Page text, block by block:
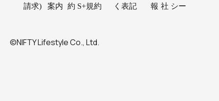
請求)
案内 約 S+規約
く表記
報 社 シー
©NIFTY Lifestyle Co., Ltd.